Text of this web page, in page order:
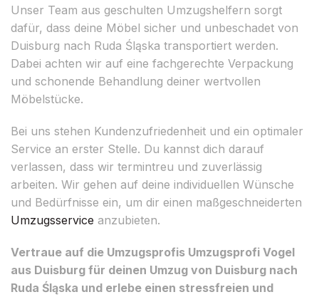
Unser Team aus geschulten Umzugshelfern sorgt
dafür, dass deine Möbel sicher und unbeschadet von
Duisburg nach Ruda Śląska transportiert werden.
Dabei achten wir auf eine fachgerechte Verpackung
und schonende Behandlung deiner wertvollen
Möbelstücke.
Bei uns stehen Kundenzufriedenheit und ein optimaler
Service an erster Stelle. Du kannst dich darauf
verlassen, dass wir termintreu und zuverlässig
arbeiten. Wir gehen auf deine individuellen Wünsche
und Bedürfnisse ein, um dir einen maßgeschneiderten
Umzugsservice anzubieten.
Vertraue auf die Umzugsprofis Umzugsprofi Vogel
aus Duisburg für deinen Umzug von Duisburg nach
Ruda Śląska und erlebe einen stressfreien und